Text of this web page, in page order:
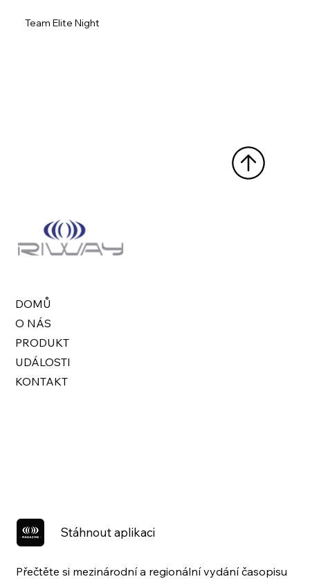
Team Elite Night
DOMŮ
O NÁS
PRODUKT
UDÁLOSTI
KONTAKT
Stáhnout aplikaci
Přečtěte si mezinárodní a regionální vydání časopisu